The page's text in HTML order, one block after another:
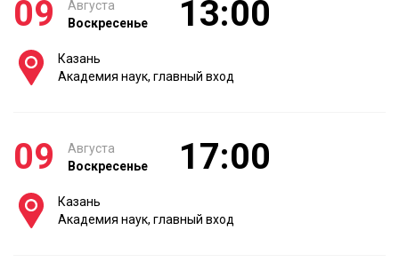
09
Августа
Воскресенье
13:00
Казань
Академия наук, главный вход
09
Августа
Воскресенье
17:00
Казань
Академия наук, главный вход